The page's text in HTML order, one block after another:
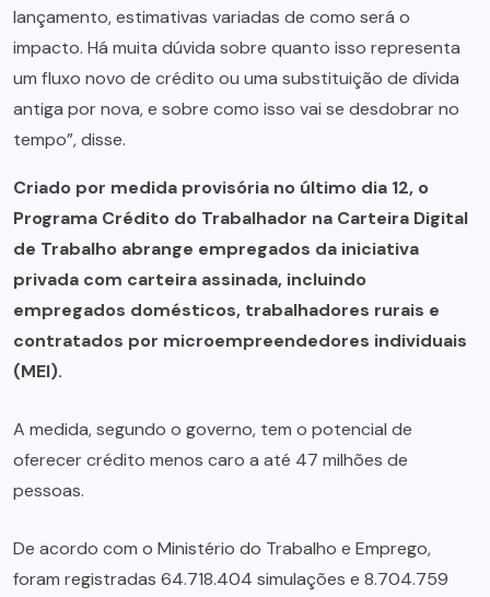
lançamento, estimativas variadas de como será o
impacto. Há muita dúvida sobre quanto isso representa
um fluxo novo de crédito ou uma substituição de dívida
antiga por nova, e sobre como isso vai se desdobrar no
tempo”, disse.
Criado por medida provisória no último dia 12, o
Programa Crédito do Trabalhador na Carteira Digital
de Trabalho abrange empregados da iniciativa
privada com carteira assinada, incluindo
empregados domésticos, trabalhadores rurais e
contratados por microempreendedores individuais
(MEI).
A medida, segundo o governo, tem o potencial de
oferecer crédito menos caro a até 47 milhões de
pessoas.
De acordo com o Ministério do Trabalho e Emprego,
foram registradas 64.718.404 simulações e 8.704.759